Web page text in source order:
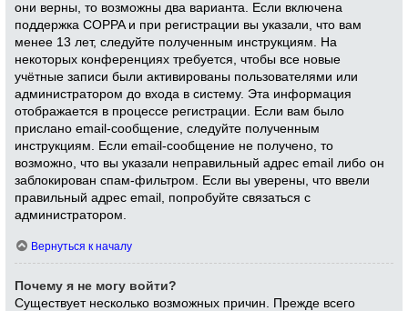
они верны, то возможны два варианта. Если включена
поддержка COPPA и при регистрации вы указали, что вам
менее 13 лет, следуйте полученным инструкциям. На
некоторых конференциях требуется, чтобы все новые
учётные записи были активированы пользователями или
администратором до входа в систему. Эта информация
отображается в процессе регистрации. Если вам было
прислано email-сообщение, следуйте полученным
инструкциям. Если email-сообщение не получено, то
возможно, что вы указали неправильный адрес email либо он
заблокирован спам-фильтром. Если вы уверены, что ввели
правильный адрес email, попробуйте связаться с
администратором.
Вернуться к началу
Почему я не могу войти?
Существует несколько возможных причин. Прежде всего